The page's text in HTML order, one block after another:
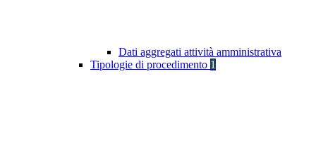
Dati aggregati attività amministrativa
Tipologie di procedimento 1